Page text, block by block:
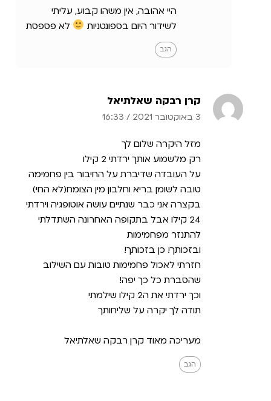
היי אהובה, אין משהו קבוע, עליתי
לשידור היום בספונטניות
לא פספסת
הגב
קרן רבקה שאלתיאל
3 באוקטובר 2021 /
16:33
מזל היקרה שלום לך
רק מלשמוע אותך ירדתי 2 קילו
על העובדה שדיברת על החיבור בין פחמימה
טובה לשומן בריא וחלבון מין הצומח(לא החי)
בקצרה אני כבר שנתיים עושה אוטופגיה וירדתי
24 קילו אבל בתקופה האחרונה השתדלתי
להתנזר מפחמימות
ובזכותך! כן בזכותך!
חזרתי לאכול פחמימות טובות עם השילוב
שהסברת כל כך יפה!
וכך ירדתי את ה2 קילו שילמתי
תודה לך יקרה על שליחותך
מעריכה מאוד קרן רבקה שאלתיאל
הגב